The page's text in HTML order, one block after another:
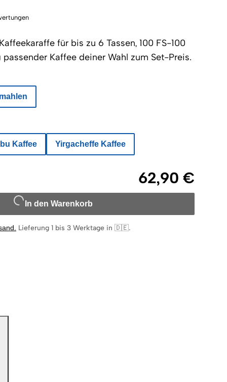
Kaffee Yirgacheffe Kaffee
für bis zu 6 Tassen, 100 FS-100
Kaffee deiner Wahl zum Set-Preis.
62,90 €
In den Warenkorb
Lieferung 1 bis 3 Werktage in 🇩🇪.